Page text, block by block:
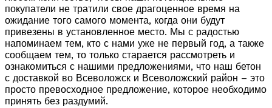
покупатели не тратили свое драгоценное время на
ожидание того самого момента, когда они будут
привезены в установленное место. Мы с радостью
напоминаем тем, кто с нами уже не первый год, а также
сообщаем тем, то только старается рассмотреть и
ознакомиться с нашими предложениями, что наш бетон
с доставкой во Всеволожск и Всеволожский район – это
просто превосходное предложение, которое необходимо
принять без раздумий.